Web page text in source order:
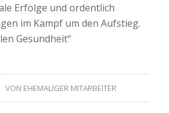
Erfolge und ordentlich
im Kampf um den Aufstieg.
Gesundheit“
VON EHEMALIGER MITARBEITER